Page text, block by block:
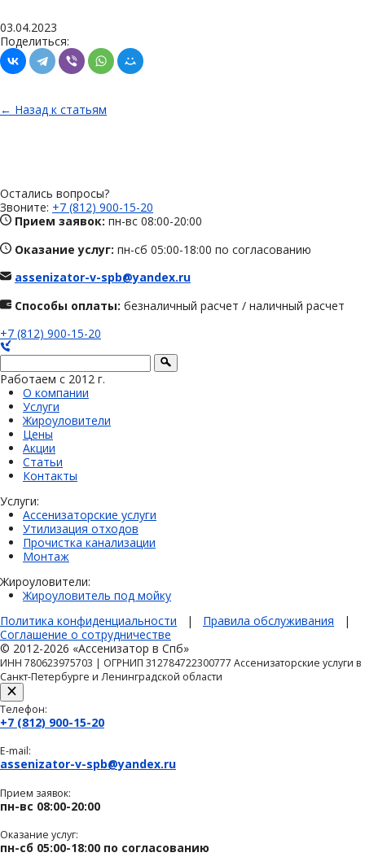
03.04.2023
Поделиться:
← Назад к статьям
Остались вопросы?
Звоните: +7 (812) 900-15-20
Прием заявок: пн-вс 08:00-20:00
Оказание услуг: пн-сб 05:00-18:00 по согласованию
assenizator-v-spb@yandex.ru
Способы оплаты: безналичный расчет / наличный расчет
+7 (812) 900-15-20
Работаем с 2012 г.
О компании
Услуги
Жироуловители
Цены
Акции
Статьи
Контакты
Услуги:
Ассенизаторские услуги
Утилизация отходов
Прочистка канализации
Монтаж
Жироуловители:
Жироуловитель под мойку
Политика конфиденциальности | Правила обслуживания |
Соглашение о сотрудничестве
© 2012-2026 «Ассенизатор в Спб»
ИНН 780623975703 | ОГРНИП 312784722300777 Ассенизаторские услуги в
Санкт-Петербурге и Ленинградской области
Телефон:
+7 (812) 900-15-20
E-mail:
assenizator-v-spb@yandex.ru
Прием заявок:
пн-вс 08:00-20:00
Оказание услуг:
пн-сб 05:00-18:00 по согласованию